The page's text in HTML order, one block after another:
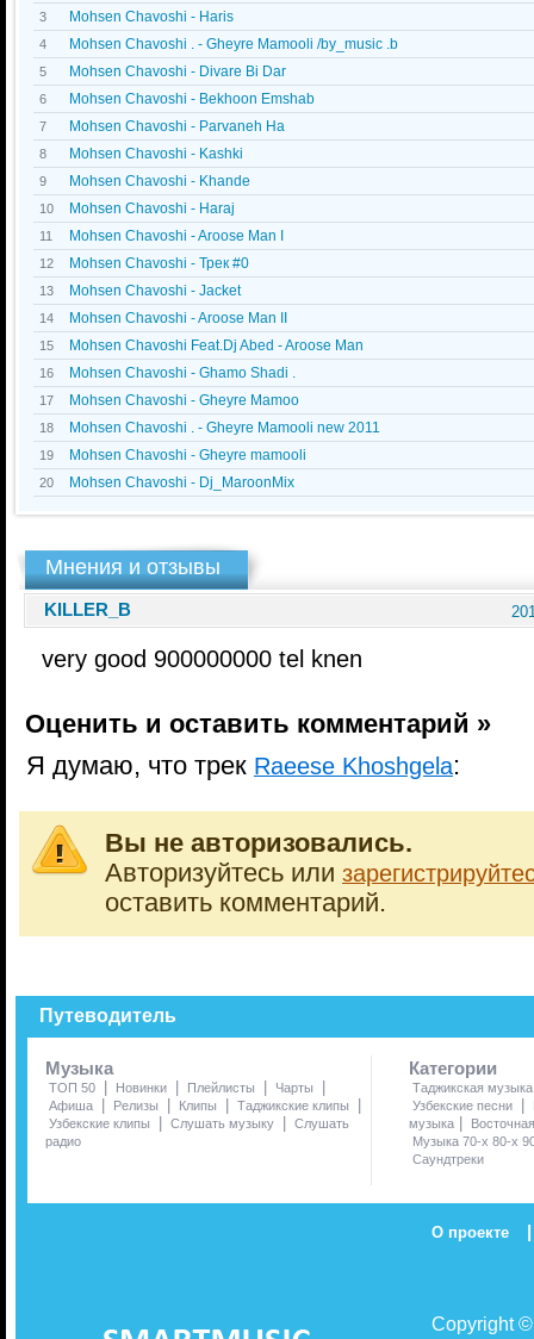
3 Mohsen Chavoshi - Haris
4 Mohsen Chavoshi . - Gheyre Mamooli /by_music .b
5 Mohsen Chavoshi - Divare Bi Dar
6 Mohsen Chavoshi - Bekhoon Emshab
7 Mohsen Chavoshi - Parvaneh Ha
8 Mohsen Chavoshi - Kashki
9 Mohsen Chavoshi - Khande
10 Mohsen Chavoshi - Haraj
11 Mohsen Chavoshi - Aroose Man I
12 Mohsen Chavoshi - Трек #0
13 Mohsen Chavoshi - Jacket
14 Mohsen Chavoshi - Aroose Man II
15 Mohsen Chavoshi Feat.Dj Abed - Aroose Man
16 Mohsen Chavoshi - Ghamo Shadi .
17 Mohsen Chavoshi - Gheyre Mamoo
18 Mohsen Chavoshi . - Gheyre Mamooli new 2011
19 Mohsen Chavoshi - Gheyre mamooli
20 Mohsen Chavoshi - Dj_MaroonMix
Мнения и отзывы
KILLER_B
very good 900000000 tel knen
Оценить и оставить комментарий »
Я думаю, что трек Raeese Khoshgela:
Вы не авторизовались.
Авторизуйтесь или
оставить комментарий.
Путеводитель
Музыка
ТОП 50 Новинки Плейлисты Чарты
Афиша Релизы Клипы Таджикские клипы
Узбекские клипы Слушать музыку
Слушать
радио
Категории
Таджикская музыка
Узбекские песни
музыка
Музыка 70-х 80-х
Саундтреки
О проекте |
Copyright